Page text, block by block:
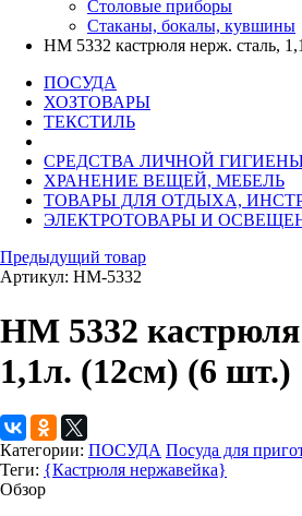
Столовые приборы
Стаканы, бокалы, кувшины
НМ 5332 кастрюля нерж. сталь,
ПОСУДА
ХОЗТОВАРЫ
ТЕКСТИЛЬ
СРЕДСТВА ЛИЧНОЙ
ХРАНЕНИЕ ВЕЩЕЙ, МЕБЕЛЬ
ТОВАРЫ ДЛЯ ОТДЫХА,
ЭЛЕКТРОТОВАРЫ И
Предыдущий товар
Артикул: HM-5332
НМ 5332
1,1л. (12см) (6 шт.)
Категории: ПОСУДА Посуда для
Теги: {Кастрюля нержавейка}
Обзор